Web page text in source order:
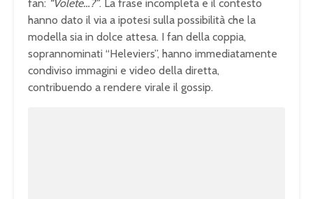
fan: “Volete…?”. La frase incompleta e il contesto
hanno dato il via a ipotesi sulla possibilità che la
modella sia in dolce attesa. I fan della coppia,
soprannominati “Heleviers”, hanno immediatamente
condiviso immagini e video della diretta,
contribuendo a rendere virale il gossip.